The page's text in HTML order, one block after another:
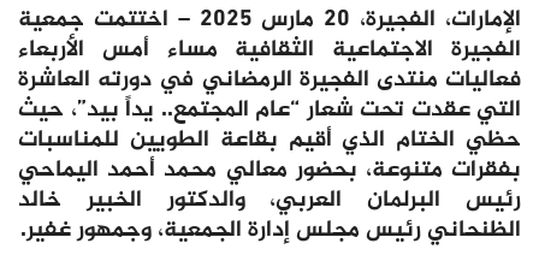
الإمارات، الفجيرة، 20 مارس 2025 – اختتمت جمعية
الفجيرة الاجتماعية الثقافية مساء أمس الأربعاء
فعاليات منتدى الفجيرة الرمضاني في دورته العاشرة
التي عقدت تحت شعار “عام المجتمع.. يداً بيد”، حيث
حظي الختام الذي أقيم بقاعة الطويين للمناسبات
بفقرات متنوعة، بحضور معالي محمد أحمد اليماحي
رئيس البرلمان العربي، والدكتور الخبير خالد
الظنحاني رئيس مجلس إدارة الجمعية، وجمهور غفير.